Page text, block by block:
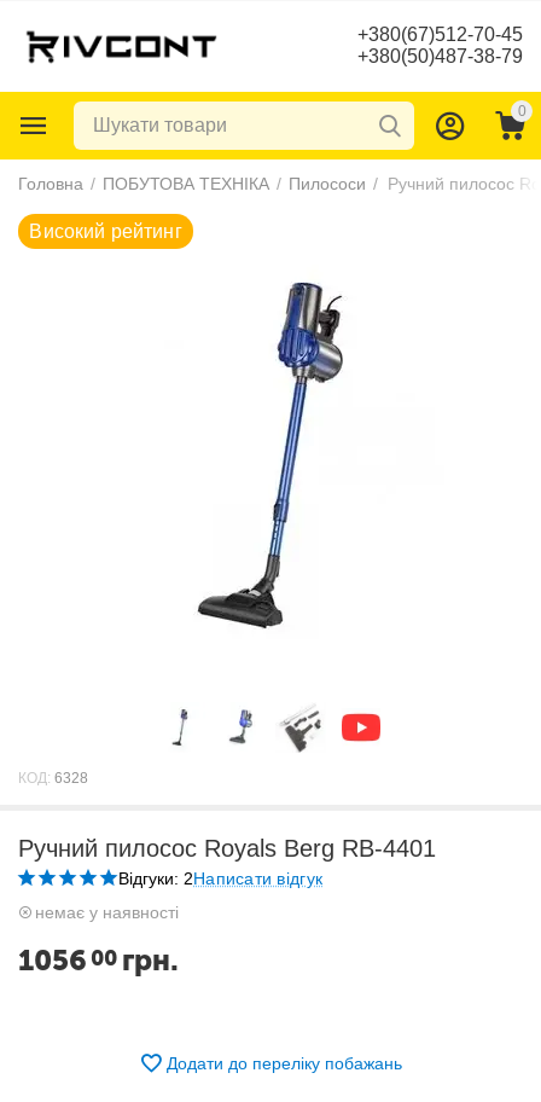
+380(67)512-70-45
+380(50)487-38-79
0
Головна / ПОБУТОВА ТЕХНІКА / Пилососи / Ручний пилосос
КОД: 6328
Ручний пилосос Royals Berg RB-4401
Відгуки: 2Написати відгук
немає у наявності
1056 00 грн.
Додати до переліку побажань